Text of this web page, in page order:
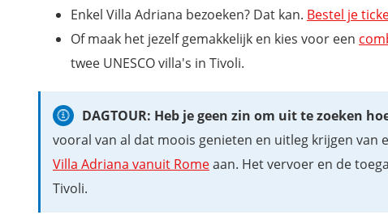
Enkel Villa Adriana bezoeken? Dat kan. Bestel je
Of maak het jezelf gemakkelijk en kies voor een
twee UNESCO villa's in Tivoli.
DAGTOUR: Heb je geen zin om uit te zoeken
vooral van al dat moois genieten en uitleg krijgen van
Villa Adriana vanuit Romeaan. Het vervoer en de
Tivoli.